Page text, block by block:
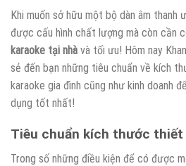
Khi muốn sở hữu một bộ dàn âm thanh
được cấu hình chất lượng mà còn cần
karaoke tại nhà và tối ưu! Hôm nay
sẻ đến bạn những tiêu chuẩn về kích
karaoke gia đình cũng như kinh doanh
dụng tốt nhất!
Tiêu chuẩn kích thước thiết
Trong số những điều kiện để có được